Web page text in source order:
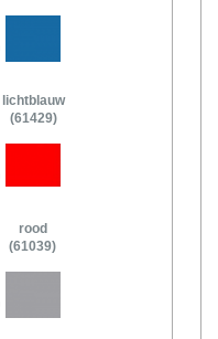
lichtblauw
(61429)
rood
(61039)